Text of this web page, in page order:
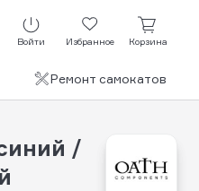
Войти Избранное Корзина
Ремонт самокатов
/